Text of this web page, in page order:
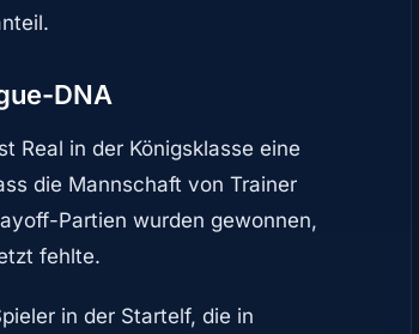
DNA
Real in der Königsklasse eine
die Mannschaft von Trainer
Partien wurden gewonnen,
fehlte.
in der Startelf, die in